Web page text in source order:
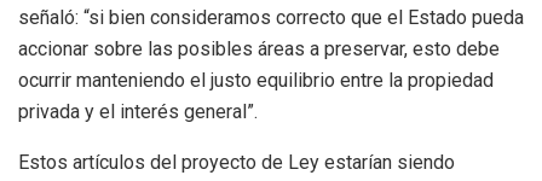
señaló: “si bien consideramos correcto que el Estado pueda
accionar sobre las posibles áreas a preservar, esto debe
ocurrir manteniendo el justo equilibrio entre la propiedad
privada y el interés general”.
Estos artículos del proyecto de Ley estarían siendo